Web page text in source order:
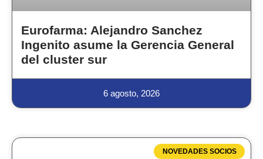
Eurofarma: Alejandro Sanchez
Ingenito asume la Gerencia General
del cluster sur
6 agosto, 2026
NOVEDADES SOCIOS